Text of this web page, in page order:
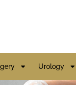
Urology